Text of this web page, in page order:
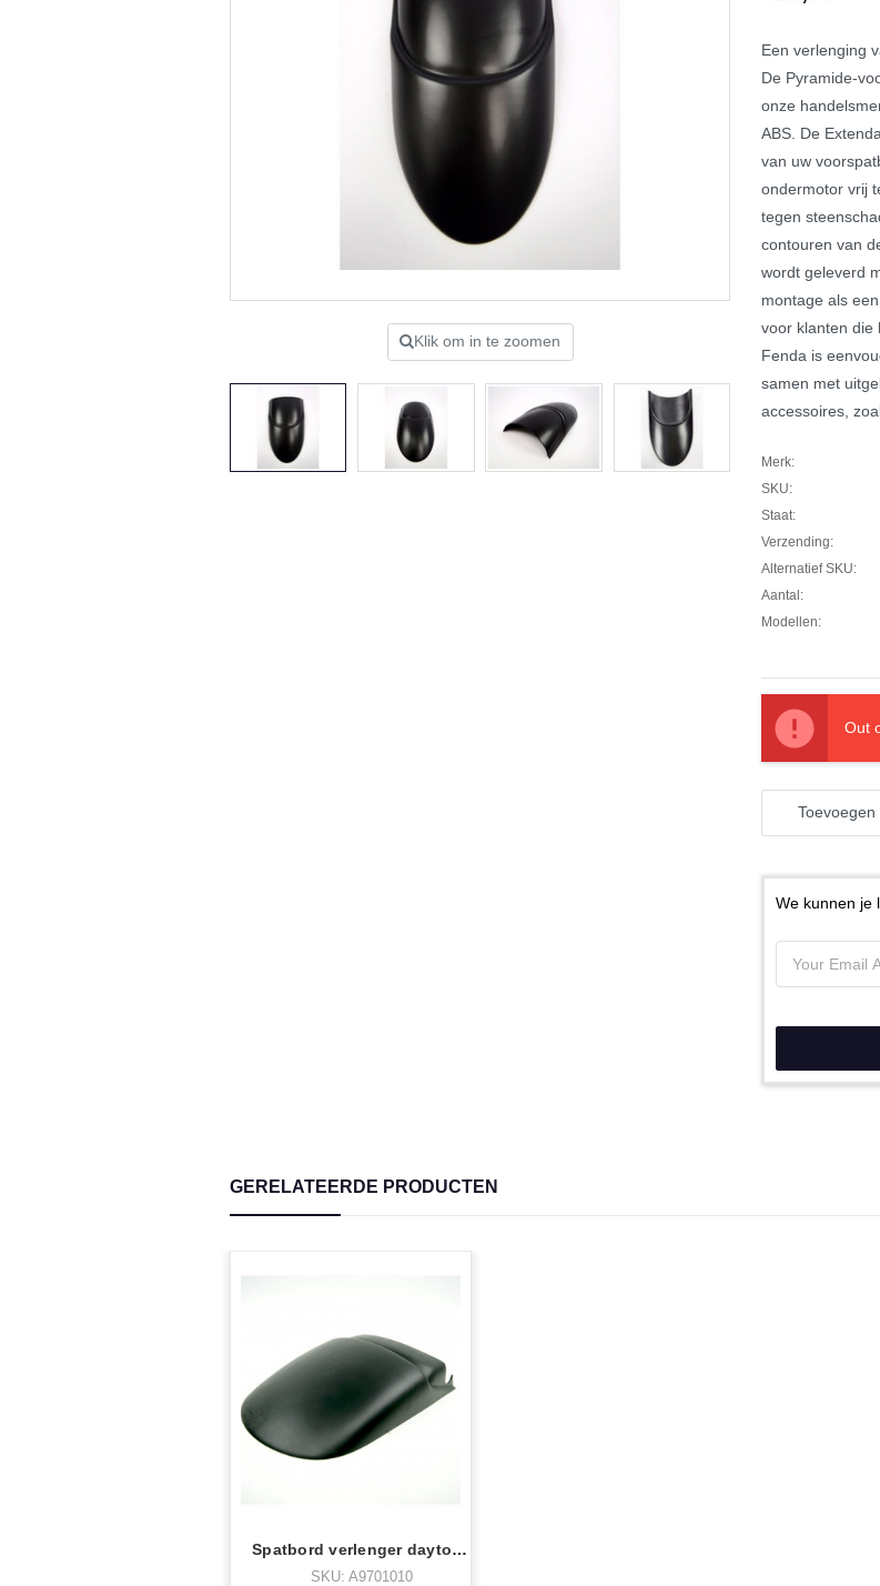
Klik om in te zoomen
Een verlenging
De Pyramide-
onze
ABS. De
van uw
ondermotor vrij
tegen
contouren van
wordt geleverd
montage als
voor klanten die
Fenda is
samen met
accessoires,
Merk:
SKU:
Staat:
Verzending:
Alternatief SKU:
Aantal:
Modellen:
Out
We kunnen je
GERELATEERDE PRODUCTEN
Spatbord verlenger daytona 750,1000,1200
SKU: A9701010